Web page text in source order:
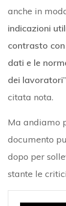
anche in
indicazioni
contrasto
dati e le
dei lavoratori
citata nota.
Ma andiamo
documento
dopo per
stante le